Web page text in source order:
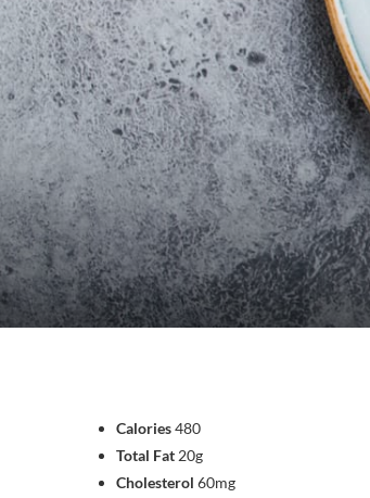
TOUS NOS SERVICES
Calories480
Total Fat 20g
Cholesterol 60mg